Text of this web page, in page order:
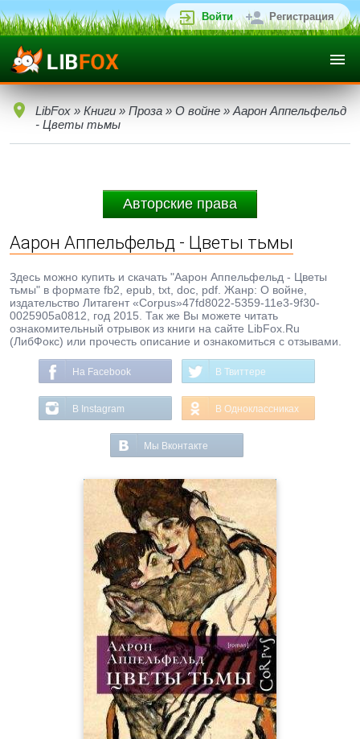
Войти Регистрация
LibFox » Книги » Проза » О войне » Аарон Аппельфельд
- Цветы тьмы
Авторские права
Аарон Аппельфельд - Цветы тьмы
Здесь можно купить и скачать "Аарон Аппельфельд - Цветы
тьмы" в формате fb2, epub, txt, doc, pdf. Жанр: О войне,
издательство Литагент «Corpus»47fd8022-5359-11e3-9f30-
0025905a0812, год 2015. Так же Вы можете читать
ознакомительный отрывок из книги на сайте LibFox.Ru
(ЛибФокс) или прочесть описание и ознакомиться с отзывами.
На Facebook В Твиттере
В Instagram В Одноклассниках
Мы Вконтакте